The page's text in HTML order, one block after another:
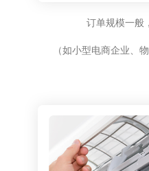
订单规模一般
（如小型电商企业、